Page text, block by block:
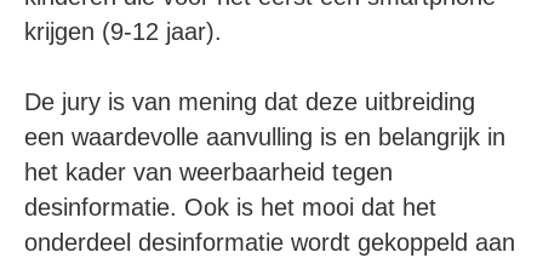
krijgen (9-12 jaar).
De jury is van mening dat deze uitbreiding
een waardevolle aanvulling is en belangrijk in
het kader van weerbaarheid tegen
desinformatie. Ook is het mooi dat het
onderdeel desinformatie wordt gekoppeld aan